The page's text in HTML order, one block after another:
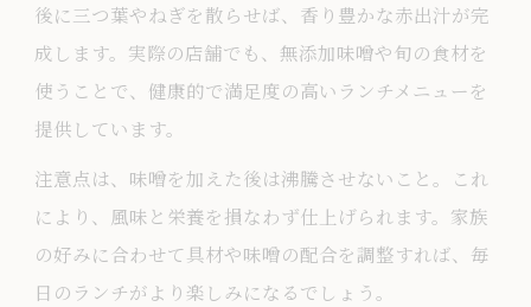
後に三つ葉やねぎを散らせば、香り豊かな赤出汁が完
成します。実際の店舗でも、無添加味噌や旬の食材を
使うことで、健康的で満足度の高いランチメニューを
提供しています。
注意点は、味噌を加えた後は沸騰させないこと。これ
により、風味と栄養を損なわず仕上げられます。家族
の好みに合わせて具材や味噌の配合を調整すれば、毎
日のランチがより楽しみになるでしょう。